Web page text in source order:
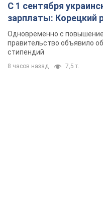
С 1 сентября
зарплаты: Корецкий
Одновременно с
правительство объявило
стипендий
8 часов назад 7,5 т.